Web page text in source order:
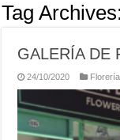
Tag Archives:
GALERÍA DE
24/10/2020